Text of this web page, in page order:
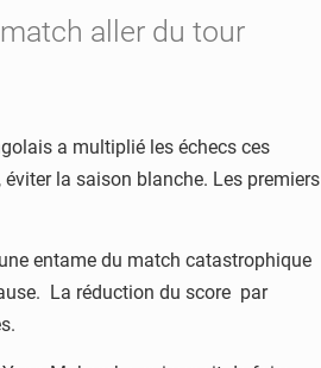
aller du tour
a multiplié les échecs ces
la saison blanche. Les premiers
entame du match catastrophique
La réduction du score par